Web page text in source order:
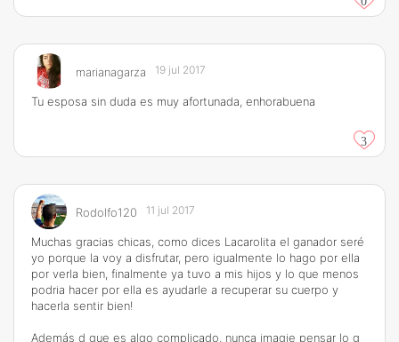
marianagarza 19 jul 2017
Tu esposa sin duda es muy afortunada, enhorabuena
3
Rodolfo120 11 jul 2017
Muchas gracias chicas, como dices Lacarolita el ganador seré
yo porque la voy a disfrutar, pero igualmente lo hago por ella
por verla bien, finalmente ya tuvo a mis hijos y lo que menos
podria hacer por ella es ayudarle a recuperar su cuerpo y
hacerla sentir bien!
Además d que es algo complicado, nunca imagie pensar lo q